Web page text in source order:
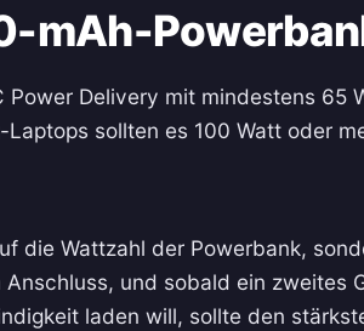
mAh-
Delivery mit mindestens
sollten es 100 Watt oder
die Wattzahl der Powerbank,
und sobald ein
laden will, sollte den